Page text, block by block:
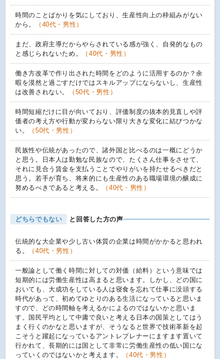
時間のことばかりを気にしており、生産性向上の枠組みがない
から。
（40代・男性）
まだ、政府主導だからやらされている感が強く、自発的なもの
と感じられないため。
（40代・男性）
働き方改革で作り出された時間をどのように活用するのか？余
暇を漠然と過ごすだけではスキルアップにならないし、生産性
は改善されない。
（50代・男性）
時間短縮だけに目が向いており、評価制度の抜本的見直しや評
価者の考え方や行動が変わらない限り大きな変化に結びつかな
い。
（50代・男性）
民族性や伝統があったので、諸外国と比べるのは一概にどうか
と思う。日本人は勤勉な民族なので、たくさん仕事をさせて、
それに見合う賃金を支払うことでやりがいを持たせるべきだと
思う。若手が育ち、将来的にも生産性のある職場環境の醸成に
努めるべきであると考える。
（40代・男性）
どちらでもない と回答した方の声
伝統的な大企業や少し古い体質の企業は時間がかかると思われ
る。
（40代・男性）
一般論として働く時間に対しての対価（給料）という意味では
短期的には労働生産性は高まると思います。しかし、どの国に
おいても、大成功をしている人は寝食を忘れて仕事に没頭する
時代があって、初めてゆとりのある生活になっていると思いま
すので、どの時間軸を考えるかによるのではないかと思いま
す。国民平均として中庸で良いと考える日本の国策としてはう
まく行くのかなと思いますが、そうなると世界で技術革新を起
こそうと躍起になっているアントレプレナーにますます置いて
行かれて、長期的には国として非常に労働生産性の低い国にな
っていくのではないかと考えます。
（40代・男性）